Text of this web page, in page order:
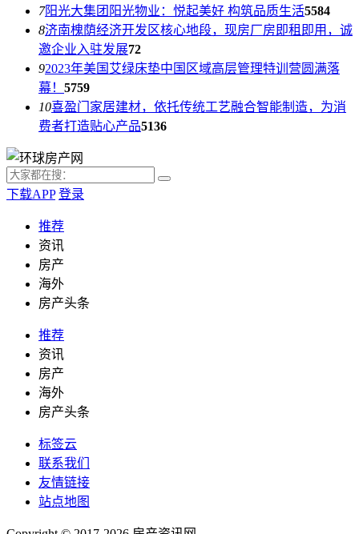
7阳光大集团阳光物业：悦起美好 构筑品质生活5584
8济南槐荫经济开发区核心地段，现房厂房即租即用，诚
邀企业入驻发展72
92023年美国艾绿床垫中国区域高层管理特训营圆满落
幕！ 5759
10喜盈门家居建材，依托传统工艺融合智能制造，为消
费者打造贴心产品5136
下载APP 登录
推荐
资讯
房产
海外
房产头条
推荐
资讯
房产
海外
房产头条
标签云
联系我们
友情链接
站点地图